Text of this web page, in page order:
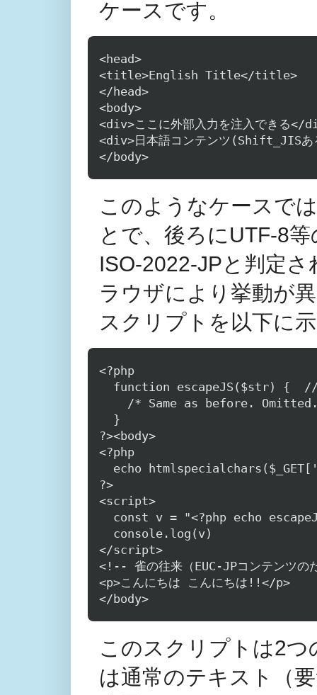
ケースです。
<head>
<title>English Title</title>
</head>
<body>
<div>ここに外部入力を注入できる</
<div>日本語コンテンツ(Shift_JISあ
このようなケースで
とで、後ろにUTF-8
ISO-2022-JPと判定
ラウザにより挙動が
スクリプトを以下に
<?php
function escapeJS($str) {
/* Same as before.
  }
?><body>
<?php
echo
?>
<script>
const v = "<?php echo
  console.log(v)
</script>
<!-- 雀の往来（EUC-JPコンテンツの
<p>こんにちは こんにちは!!</p>
このスクリプトは2つ
は通常のテキスト（